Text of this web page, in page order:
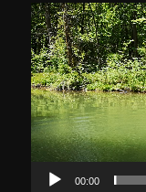
Video-
Player
00:00